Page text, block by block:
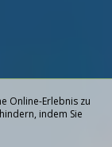
Online-Erlebnis zu
indem Sie